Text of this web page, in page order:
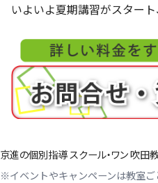
いよいよ夏期講習がスター
京進の個別指導 スクール・ワン 吹田
※イベントやキャンペーンは教室ご